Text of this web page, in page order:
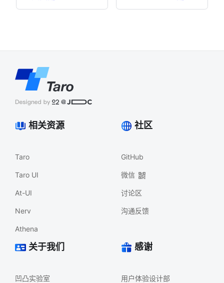
相关资源
Taro
Taro UI
At-UI
Nerv
Athena
社区
GitHub
微信
讨论区
沟通反馈
关于我们
凹凸实验室
感谢
用户体验设计部